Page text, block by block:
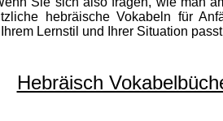
hebräische Vokabeln für
Lernstil und Ihrer Situation
Hebräisch